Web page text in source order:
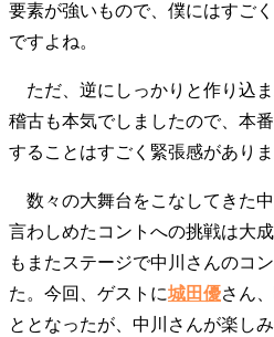
要素が強いもので、僕にはすご
ですよね。
ただ、逆にしっかりと作り込ま
稽古も本気でしましたので、本
することはすごく緊張感がありま
数々の大舞台をこなしてきた中
言わしめたコントへの挑戦は大
もまたステージで中川さんのコ
た。今回、ゲストに城田優さん
ととなったが、中川さんが楽し